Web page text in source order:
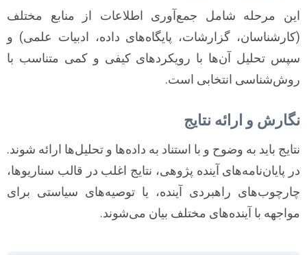
این مرحله شامل جمع‌آوری اطلاعات از منابع مختلف
(کارشناسان، گزارشات، پایگاه‌های داده، ادبیات علمی) و
سپس تحلیل آن‌ها با رویکردهای کیفی و کمی متناسب با
روش‌شناسی انتخابی است.
نگارش و ارائه نتایج
نتایج باید به وضوح و با استناد به داده‌ها و تحلیل‌ها ارائه شوند.
در پایان‌نامه‌های آینده پژوهی، نتایج اغلب در قالب سناریوها،
چارچوب‌های راهبردی آینده، یا توصیه‌های سیاستی برای
مواجهه با آینده‌های مختلف بیان می‌شوند.